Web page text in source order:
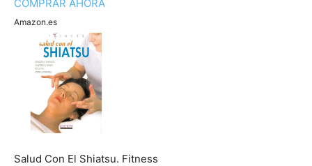
COMPRAR AHORA
Amazon.es
Salud Con El Shiatsu. Fitness